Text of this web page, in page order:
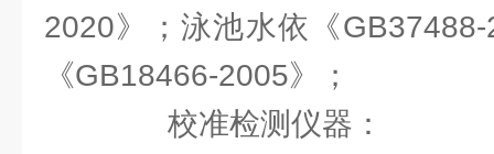
2020》；泳池水依《
《GB18466-2005》；
校准检测仪器：